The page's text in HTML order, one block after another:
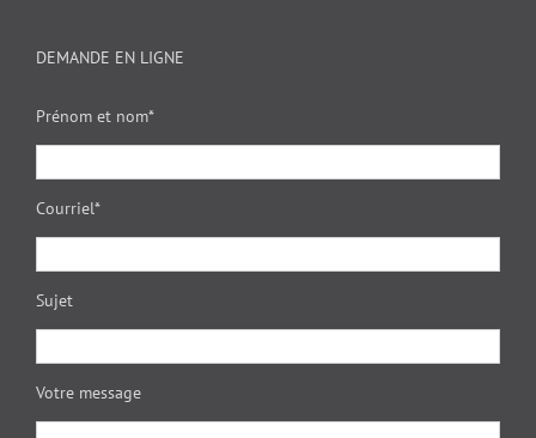
DEMANDE EN LIGNE
Prénom et nom*
Courriel*
Sujet
Votre message